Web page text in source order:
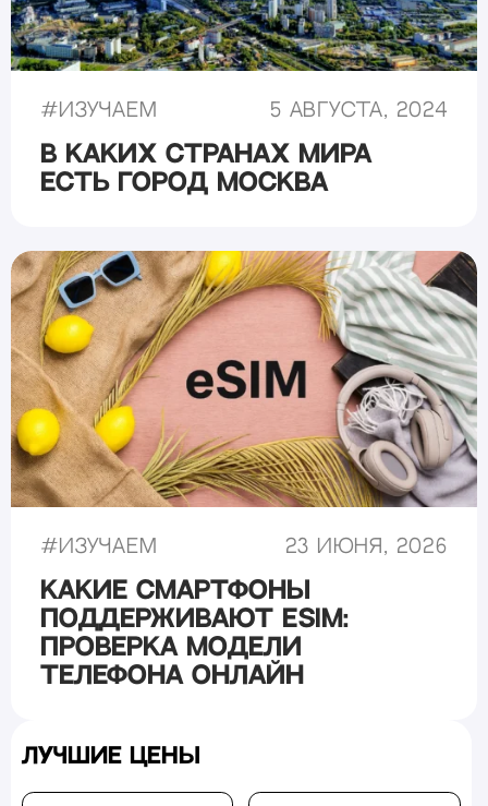
#Изучаем 5 августа, 2024
В каких странах мира
есть город Москва
#Изучаем 23 июня, 2026
Какие смартфоны
поддерживают eSIM:
проверка модели
телефона онлайн
Лучшие цены